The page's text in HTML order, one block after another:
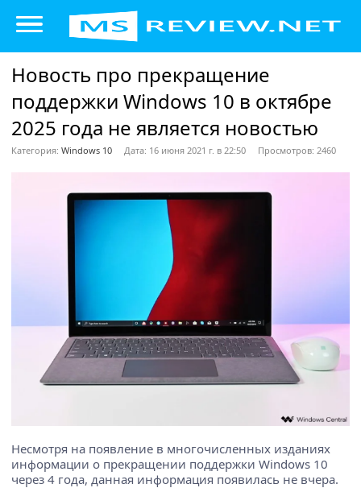
Новость про прекращение
поддержки Windows 10 в октябре
2025 года не является новостью
Категория: Windows 10 Дата: 16 июня 2021 г. в 22:50 Просмотров: 2460
Несмотря на появление в многочисленных изданиях
информации о прекращении поддержки Windows 10
через 4 года, данная информация появилась не вчера.